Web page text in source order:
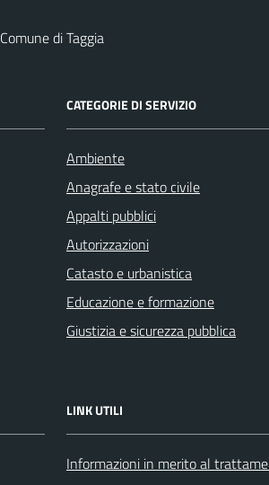
Comune di Taggia
CATEGORIE DI SERVIZIO
Ambiente
Anagrafe e stato civile
Appalti pubblici
Autorizzazioni
Catasto e urbanistica
Educazione e formazione
Giustizia e sicurezza pubblica
LINK UTILI
Informazioni in merito al